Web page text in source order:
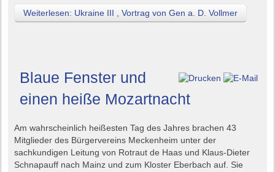
Weiterlesen: Ukraine III , Vortrag von Gen a. D. Vollmer
Blaue Fenster und
einen heiße Mozartnacht
Am wahrscheinlich heißesten Tag des Jahres brachen 43
Mitglieder des Bürgervereins Meckenheim unter der
sachkundigen Leitung von Rotraut de Haas und Klaus-Dieter
Schnapauff nach Mainz und zum Kloster Eberbach auf. Sie